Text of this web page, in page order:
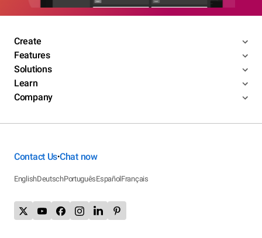
Create
Features
Solutions
Learn
Company
Contact Us•Chat now
EnglishDeutschPortuguêsEspañolFrançais